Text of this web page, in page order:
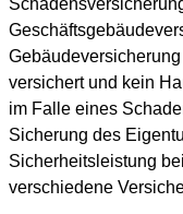
versichert und kein
im Falle eines
Sicherung des
Sicherheitsleistung
verschiedene